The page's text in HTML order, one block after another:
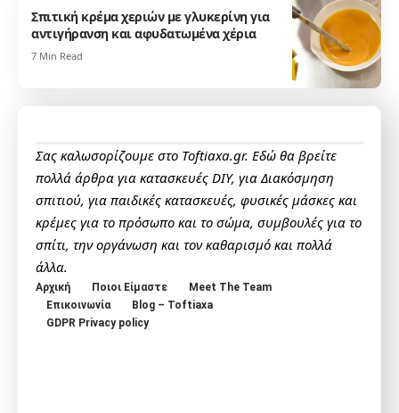
Σπιτική κρέμα χεριών με γλυκερίνη για
αντιγήρανση και αφυδατωμένα χέρια
7 Min Read
Σας καλωσορίζουμε στο Toftiaxa.gr. Εδώ θα βρείτε
πολλά άρθρα για κατασκευές DIY, για Διακόσμηση
σπιτιού, για παιδικές κατασκευές, φυσικές μάσκες και
κρέμες για το πρόσωπο και το σώμα, συμβουλές για το
σπίτι, την οργάνωση και τον καθαρισμό και πολλά
άλλα.
Αρχική Ποιοι Είμαστε
Meet The Team
Επικοινωνία
Blog – Toftiaxa
GDPR Privacy policy